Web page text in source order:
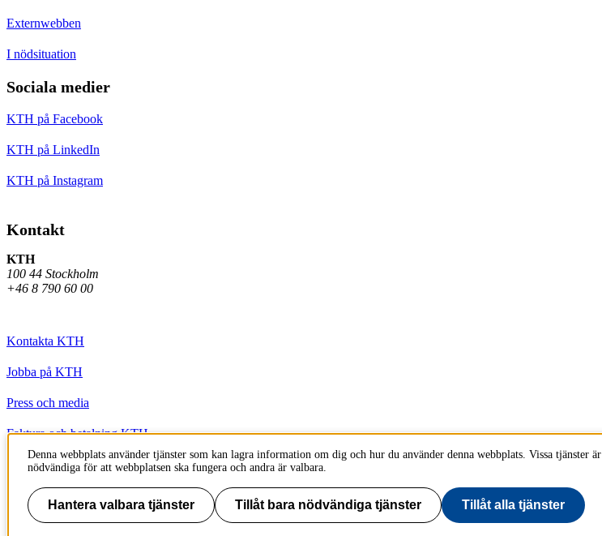
Externwebben
I nödsituation
Sociala medier
KTH på Facebook
KTH på LinkedIn
KTH på Instagram
Kontakt
KTH
100 44 Stockholm
+46 8 790 60 00
Kontakta KTH
Jobba på KTH
Press och media
Faktura och betalning KTH
Om KTH:s webbplatser
Tillgänglighetsredogörelse
Denna webbplats använder tjänster som kan lagra information om dig och hur du använder denna webbplats. Vissa tjänster är
nödvändiga för att webbplatsen ska fungera och andra är valbara.
Hantera valbara tjänster Tillåt bara nödvändiga tjänster Tillåt alla tjänster